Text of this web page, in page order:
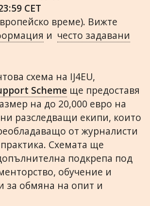
CET
време). Вижте
и често задавани
схема на IJ4EU,
Scheme ще предоставя
на до 20,000 евро на
разследващи екипи, които
от журналисти
Схемата ще
подкрепа под
обучение и
за обмяна на опит и